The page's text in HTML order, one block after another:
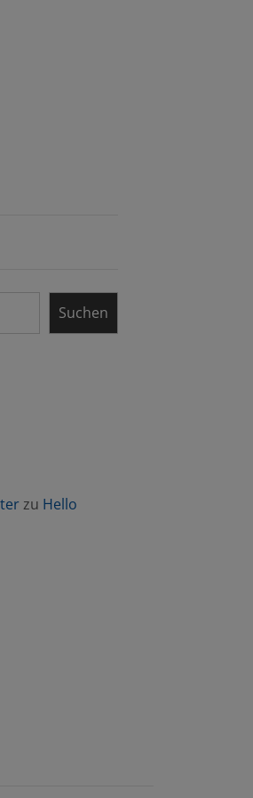
Suchen
zu Hello